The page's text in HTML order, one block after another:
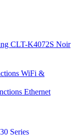
CLT-K4072S Noir
WiFi &
Ethernet
Series